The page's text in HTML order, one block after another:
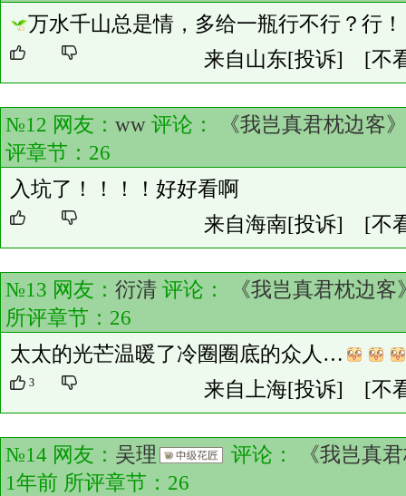
万水千山总是情，多给一瓶行不行？行！
来自山东[投诉] [不
№12 网友： ww 评论：
《我岂真君枕边客》
评章节： 26
入坑了！！！！好好看啊
来自海南[投诉] [不
№13 网友： 衍清 评论：
《我岂真君枕边客
所评章节： 26
太太的光芒温暖了冷圈圈底的众人…
3 来自上海[投诉] [不
№14 网友： 吴理 评论：
《我岂真
1年前 所评章节： 26